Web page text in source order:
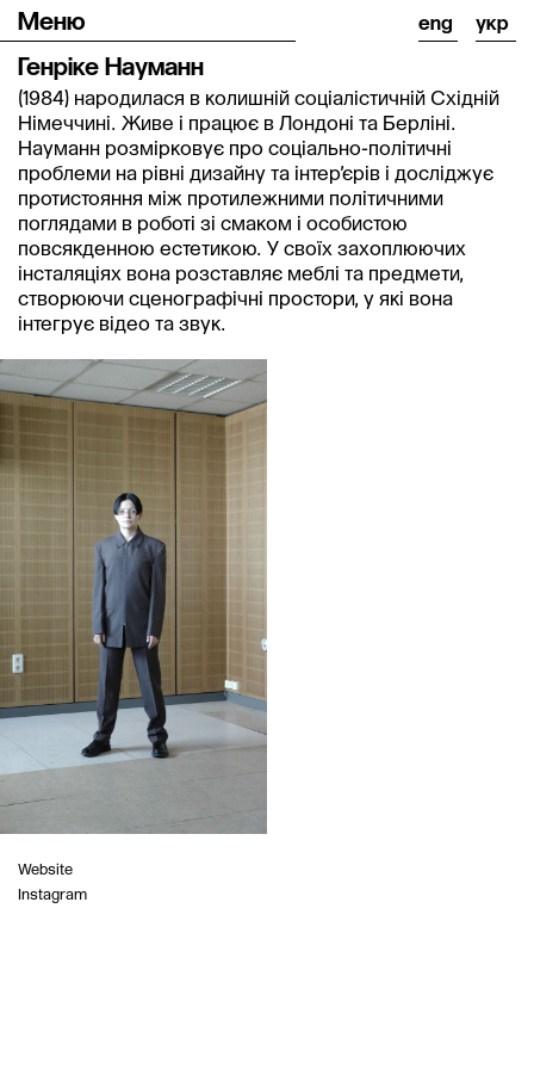
Меню eng укр
Генріке Науманн
(1984) народилася в колишній соціалістичній Східній
Німеччині. Живе і працює в Лондоні та Берліні.
Науманн розмірковує про соціально-політичні
проблеми на рівні дизайну та інтер’єрів і досліджує
протистояння між протилежними політичними
поглядами в роботі зі смаком і особистою
повсякденною естетикою. У своїх захоплюючих
інсталяціях вона розставляє меблі та предмети,
створюючи сценографічні простори, у які вона
Website
Instagram